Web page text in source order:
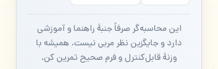
این محاسبه‌گر صرفاً جنبهٔ راهنما و آموزشی
دارد و جایگزین نظر مربی نیست. همیشه با
وزنهٔ قابل‌کنترل و فرم صحیح تمرین کن.